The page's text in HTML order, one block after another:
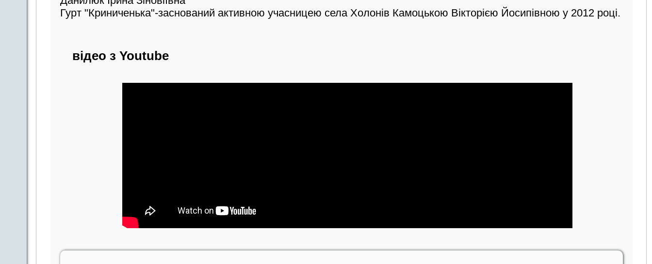
Гурт "Криниченька"-заснований активною учасницею села Холонів Камоцькою Вікторією Йосипівною у 2012 році.
відео з Youtube